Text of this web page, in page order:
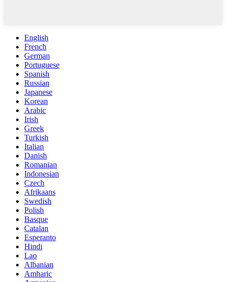
English
French
German
Portuguese
Spanish
Russian
Japanese
Korean
Arabic
Irish
Greek
Turkish
Italian
Danish
Romanian
Indonesian
Czech
Afrikaans
Swedish
Polish
Basque
Catalan
Esperanto
Hindi
Lao
Albanian
Amharic